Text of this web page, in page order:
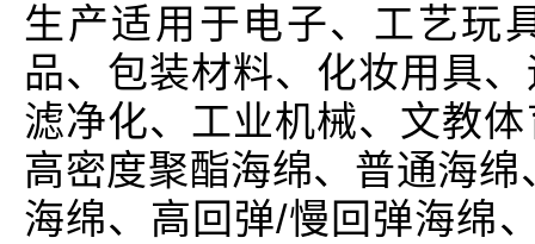
生产适用于电子、工艺玩
品、包装材料、化妆用具
滤净化、工业机械、文教
高密度聚酯海绵、普通海
海绵、高回弹/慢回弹海绵